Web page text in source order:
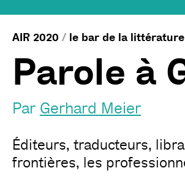
AIR 2020 / le bar de la
Parole à
Par Gerhard Meier
Éditeurs, traducteurs,
frontières, les